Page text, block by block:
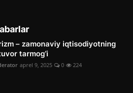
– zamonaviy iqtisodiyotning
tarmog‘i
aprel 9, 2025 0 224